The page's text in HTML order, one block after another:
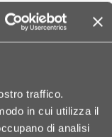
traffico.
in cui utilizza il
di analisi